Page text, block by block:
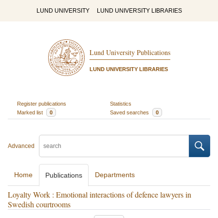
LUND UNIVERSITY LUND UNIVERSITY LIBRARIES
Lund University Publications
LUND UNIVERSITY LIBRARIES
Register publications
Statistics
Marked list
0 Saved searches 0
Advanced
Home Publications Departments
Loyalty Work : Emotional interactions of defence lawyers in
Swedish courtrooms